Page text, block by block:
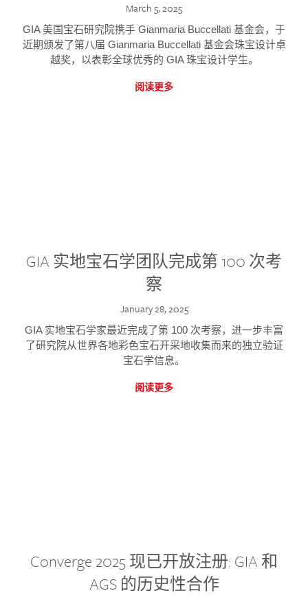
March 5, 2025
GIA 美国宝石研究院携手 Gianmaria Buccellati 基金会，于
近期颁发了第八届 Gianmaria Buccellati 基金会珠宝设计卓
越奖，以表彰全球优秀的 GIA 珠宝设计学生。
阅读更多
GIA 实地宝石学团队完成第 100 次考
察
January 28, 2025
GIA 实地宝石学家最近完成了第 100 次考察，进一步丰富
了研究院从世界各地彩色宝石开采地收集而来的独立验证
宝石学信息。
阅读更多
Converge 2025 现已开放注册: GIA 和
AGS 的历史性合作